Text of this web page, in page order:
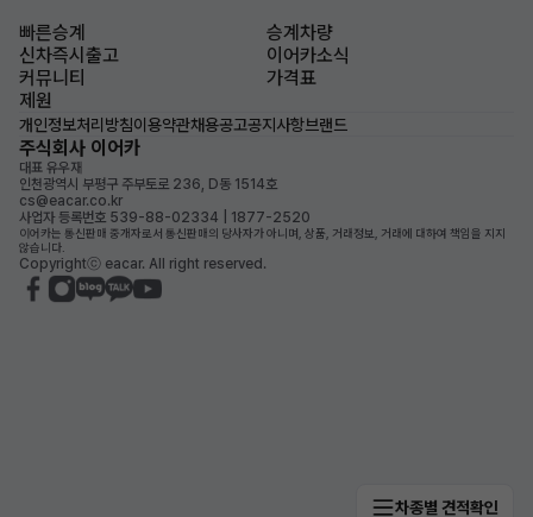
차종별 견적확인
빠른승계
승계차량
신차즉시출고
이어카소식
커뮤니티
가격표
제원
개인정보처리방침이용약관채용공고공지사항브랜드
주식회사 이어카
대표 유우재
인천광역시 부평구 주부토로 236, D동 1514호
cs@eacar.co.kr
사업자 등록번호 539-88-02334 | 1877-2520
이어카는 통신판매 중개자로서 통신판매의 당사자가 아니며, 상품, 거래정보, 거래에 대하여 책임을 지지
않습니다.
Copyrightⓒ eacar. All right reserved.